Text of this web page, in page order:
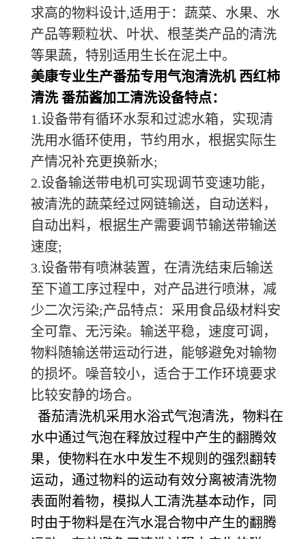
求高的物料设计,适用于：蔬菜、水果、水
产品等颗粒状、叶状、根茎类产品的清洗
等果蔬，特别适用生长在泥土中。
美康专业生产番茄专用气泡清洗机 西红柿
清洗 番茄酱加工清洗设备特点：
1.设备带有循环水泵和过滤水箱，实现清
洗用水循环使用，节约用水，根据实际生
产情况补充更换新水;
2.设备输送带电机可实现调节变速功能，
被清洗的蔬菜经过网链输送，自动送料，
自动出料，根据生产需要调节输送带输送
速度;
3.设备带有喷淋装置，在清洗结束后输送
至下道工序过程中，对产品进行喷淋，减
少二次污染;产品特点：采用食品级材料安
全可靠、无污染。输送平稳，速度可调，
物料随输送带运动行进，能够避免对输物
的损坏。噪音较小，适合于工作环境要求
比较安静的场合。
番茄清洗机采用水浴式气泡清洗，物料在
水中通过气泡在释放过程中产生的翻腾效
果，使物料在水中发生不规则的强烈翻转
运动，通过物料的运动有效分离被清洗物
表面附着物，模拟人工清洗基本动作，同
时由于物料是在汽水混合物中产生的翻腾